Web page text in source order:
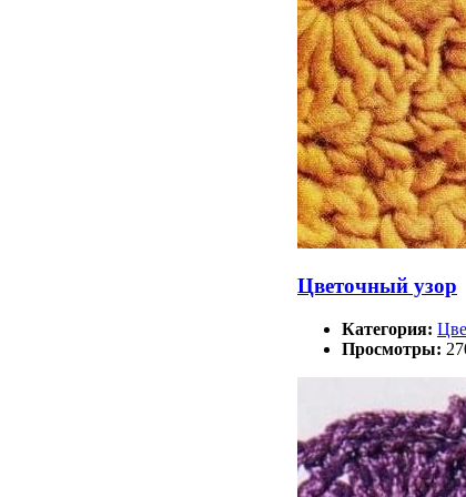
Цветочный узор
Категория:
Просмотры: